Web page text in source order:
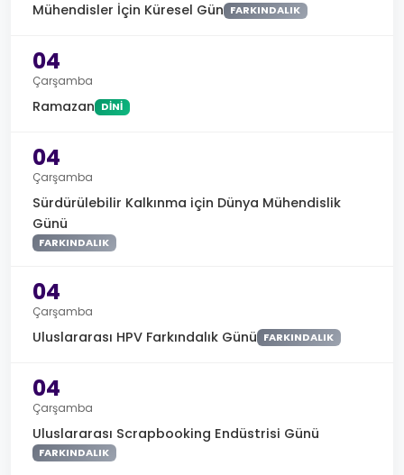
Mühendisler İçin Küresel Gün FARKINDALIK
04
Çarşamba
Ramazan DINI
04
Çarşamba
Sürdürülebilir Kalkınma için Dünya Mühendislik
Günü
FARKINDALIK
04
Çarşamba
Uluslararası HPV Farkındalık Günü FARKINDALIK
04
Çarşamba
Uluslararası Scrapbooking Endüstrisi Günü
FARKINDALIK